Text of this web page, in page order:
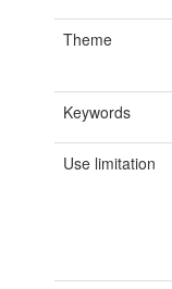
Theme
Keywords
Use limitation